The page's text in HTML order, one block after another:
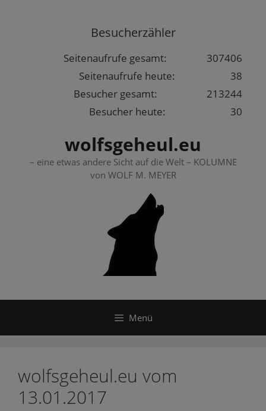
Besucherzähler
307406
Seitenaufrufe gesamt:
38
Seitenaufrufe heute:
213244
Besucher gesamt:
30
Besucher heute:
wolfsgeheul.eu
– eine etwas andere Sicht auf die Welt – KOLUMNE
von WOLF M. MEYER
Menü
wolfsgeheul.eu vom
13.01.2017